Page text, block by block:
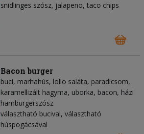
snidlinges szósz, jalapeno, taco chips
Bacon burger
buci, marhahús, lollo saláta, paradicsom,
karamellizált hagyma, uborka, bacon, házi
hamburgerszósz
választható bucival, választható
húspogácsával